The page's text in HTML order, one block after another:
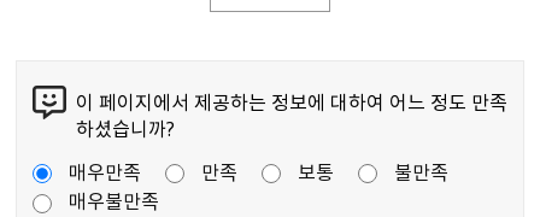
이 페이지에서 제공하는 정보에 대하여 어느 정도 만족
하셨습니까?
매우만족
만족 보통
불만족
매우불만족